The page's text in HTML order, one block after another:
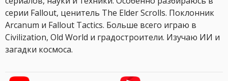
серии Fallout, ценитель The Elder Scrolls. Поклонник
Arcanum и Fallout Tactics. Больше всего играю в
Civilization, Old World и градостроители. Изучаю ИИ и
загадки космоса.